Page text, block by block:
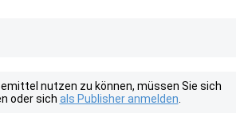
nutzen zu können, müssen Sie sich
oder sich als Publisher anmelden